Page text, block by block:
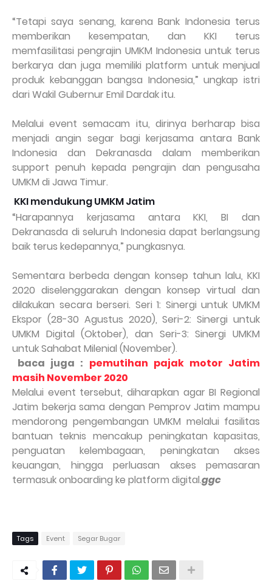
“Tetapi saya senang, karena Bank Indonesia terus
memberikan kesempatan, dan KKI terus
memfasilitasi pengrajin UMKM Indonesia untuk terus
berkarya dan juga memiliki platform untuk menjual
produk kebanggan bangsa Indonesia,” ungkap istri
dari Wakil Gubernur Emil Dardak itu.
Melalui event semacam itu, dirinya berharap bisa
menjadi angin segar bagi kerjasama antara Bank
Indonesia dan Dekranasda dalam memberikan
support penuh kepada pengrajin dan pengusaha
UMKM di Jawa Timur.
KKI mendukung UMKM Jatim
“Harapannya kerjasama antara KKI, BI dan
Dekranasda di seluruh Indonesia dapat berlangsung
baik terus kedepannya,” pungkasnya.
Sementara berbeda dengan konsep tahun lalu, KKI
2020 diselenggarakan dengan konsep virtual dan
dilakukan secara berseri. Seri 1: Sinergi untuk UMKM
Ekspor (28-30 Agustus 2020), Seri-2: Sinergi untuk
UMKM Digital (Oktober), dan Seri-3: Sinergi UMKM
untuk Sahabat Milenial (November).
baca juga : pemutihan pajak motor Jatim
masih November 2020
Melalui event tersebut, diharapkan agar BI Regional
Jatim bekerja sama dengan Pemprov Jatim mampu
mendorong pengembangan UMKM melalui fasilitas
bantuan teknis mencakup peningkatan kapasitas,
penguatan kelembagaan, peningkatan akses
keuangan, hingga perluasan akses pemasaran
termasuk onboarding ke platform digital.ggc
Tags Event Segar Bugar